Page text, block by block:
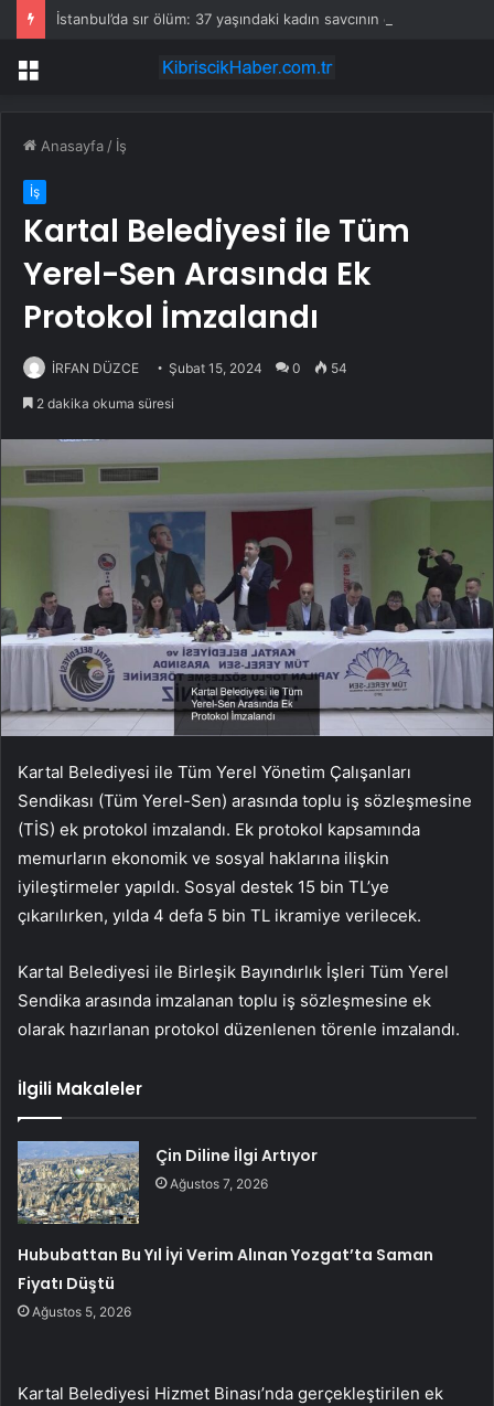
Menü
Anasayfa / İş
İş
Kartal Belediyesi ile Tüm
Yerel-Sen Arasında Ek
Protokol İmzalandı
İRFAN DÜZCE Şubat 15, 2024 0 54
2 dakika okuma süresi
Kartal Belediyesi ile Tüm Yerel Yönetim Çalışanları
Sendikası (Tüm Yerel-Sen) arasında toplu iş sözleşmesine
(TİS) ek protokol imzalandı. Ek protokol kapsamında
memurların ekonomik ve sosyal haklarına ilişkin
iyileştirmeler yapıldı. Sosyal destek 15 bin TL’ye
çıkarılırken, yılda 4 defa 5 bin TL ikramiye verilecek.
Kartal Belediyesi ile Birleşik Bayındırlık İşleri Tüm Yerel
Sendika arasında imzalanan toplu iş sözleşmesine ek
olarak hazırlanan protokol düzenlenen törenle imzalandı.
İlgili Makaleler
Çin Diline İlgi Artıyor
Ağustos 7, 2026
Hububattan Bu Yıl İyi Verim Alınan Yozgat’ta Saman
Fiyatı Düştü
Ağustos 5, 2026
Kartal Belediyesi Hizmet Binası’nda gerçekleştirilen ek